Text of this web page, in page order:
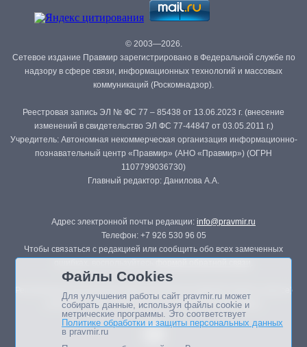
© 2003—2026.
Сетевое издание Правмир зарегистрировано в Федеральной службе по
надзору в сфере связи, информационных технологий и массовых
коммуникаций (Роскомнадзор).
Реестровая запись ЭЛ № ФС 77 – 85438 от 13.06.2023 г. (внесение
изменений в свидетельство ЭЛ ФС 77-44847 от 03.05.2011 г.)
Учредитель: Автономная некоммерческая организация информационно-
познавательный центр «Правмир» (АНО «Правмир») (ОГРН
1107799036730)
Главный редактор: Данилова А.А.
Адрес электронной почты редакции: info@pravmir.ru
Телефон: +7 926 530 96 05
Чтобы связаться с редакцией или сообщить обо всех замеченных
Републикация материалов сайта в печатных изданиях (книгах, прессе)
возможна только с письменного разрешения редакции.
Файлы Cookies
Для улучшения работы сайт pravmir.ru может
собирать данные, используя файлы cookie и
метрические программы. Это соответствует
Политике обработки и защиты персональных данных
в pravmir.ru